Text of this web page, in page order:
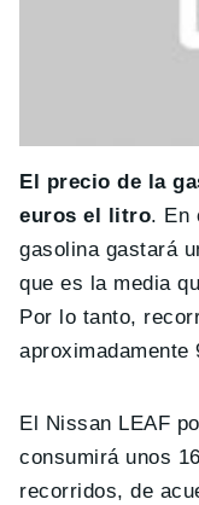
El precio de la
euros el litro. En
gasolina gastará
que es la media
Por lo tanto,
aproximadamente
El Nissan LEAF
consumirá unos
recorridos, de